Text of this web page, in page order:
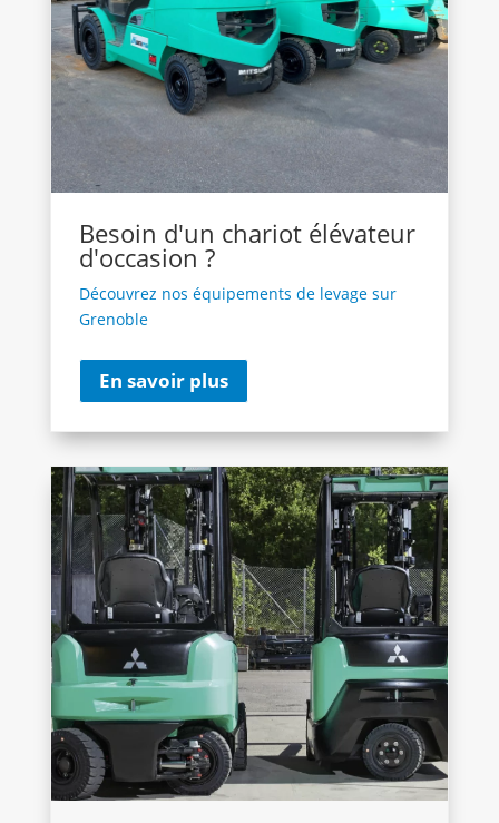
Besoin d'un chariot élévateur
d'occasion ?
Découvrez nos équipements de levage sur
Grenoble
En savoir plus